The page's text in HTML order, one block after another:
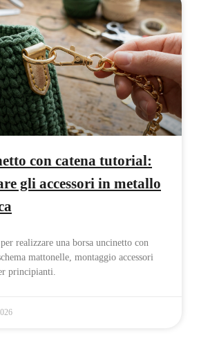
con catena tutorial:
gli accessori in metallo
realizzare una borsa uncinetto con
mattonelle, montaggio accessori
principianti.